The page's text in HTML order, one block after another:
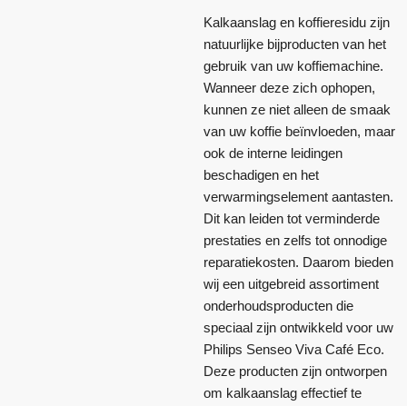
Kalkaanslag en koffieresidu zijn
natuurlijke bijproducten van het
gebruik van uw koffiemachine.
Wanneer deze zich ophopen,
kunnen ze niet alleen de smaak
van uw koffie beïnvloeden, maar
ook de interne leidingen
beschadigen en het
verwarmingselement aantasten.
Dit kan leiden tot verminderde
prestaties en zelfs tot onnodige
reparatiekosten. Daarom bieden
wij een uitgebreid assortiment
onderhoudsproducten die
speciaal zijn ontwikkeld voor uw
Philips Senseo Viva Café Eco.
Deze producten zijn ontworpen
om kalkaanslag effectief te